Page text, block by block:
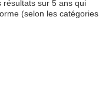
résultats sur 5 ans qui
(selon les catégories